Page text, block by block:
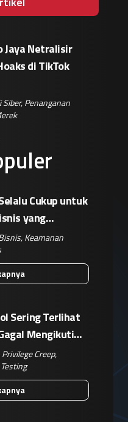
Cukup untuk
yang
,Keamanan
Sering Terlihat
Mengikuti
Privilege Creep,
Jaya Netralisir
di TikTok
Siber,Penanganan